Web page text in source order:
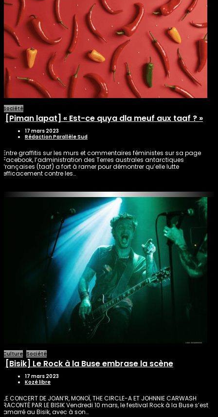
Société
[Piman lapat] « Est-ce quya dla meuf aux taaf ? »
17 mars 2023
Rédaction Parallèle Sud
Entre graffitis sur les murs et commentaires féministes sur sa page
Facebook, l’administration des Terres australes antarctiques
françaises (taaf) a fort à ramer pour démontrer qu’elle lutte
efficacement contre les…
Culture Société
[Bisik] Le Rock à la Buse embrase la scène
17 mars 2023
Kozé libre
LE CONCERT DE JOAN’R, MONOÏ, THE CIRCLE-A ET JOHNNIE CARWASH
RACONTÉ PAR LE BISIK Vendredi 10 mars, le festival Rock à la Buse s’est
amarré au Bisik, avec à son…